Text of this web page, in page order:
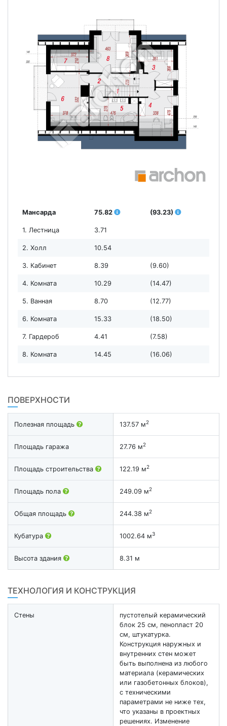
Мансарда 75.82 (93.23)
1. Лестница 3.71
2. Холл 10.54
3. Кабинет 8.39 (9.60)
4. Комната 10.29 (14.47)
5. Ванная 8.70 (12.77)
6. Комната 15.33 (18.50)
7. Гардероб 4.41 (7.58)
8. Комната 14.45 (16.06)
ПОВЕРХНОСТИ
Полезная площадь 137.57 м2
Площадь гаража 27.76 м2
Площадь строительства 122.19 м2
Площадь пола 249.09 м2
Общая площадь 244.38 м2
Кубатура 1002.64 м3
Высота здания 8.31 м
ТЕХНОЛОГИЯ И КОНСТРУКЦИЯ
Стены
пустотелый керамический
блок 25 см, пенопласт 20
см, штукатурка.
Конструкция наружных и
внутренних стен может
быть выполнена из любого
материала (керамических
или газобетонных блоков),
с техническими
параметрами не ниже тех,
что указаны в проектных
решениях. Изменение